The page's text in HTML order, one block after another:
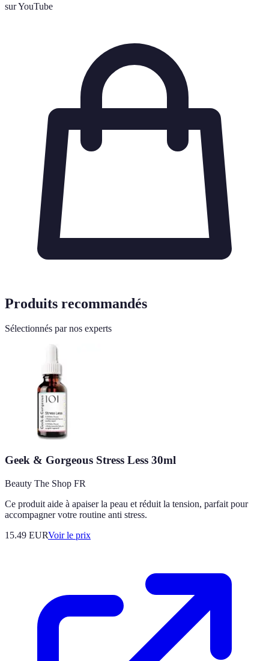
sur YouTube
Produits recommandés
Sélectionnés par nos experts
Geek & Gorgeous Stress Less 30ml
Beauty The Shop FR
Ce produit aide à apaiser la peau et réduit la tension, parfait pour
accompagner votre routine anti stress.
15.49 EURVoir le prix